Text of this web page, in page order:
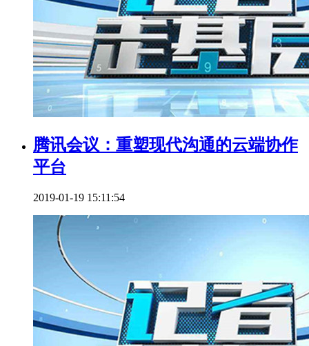
腾讯会议：重塑现代沟通的云端协作
平台
2019-01-19 15:11:54